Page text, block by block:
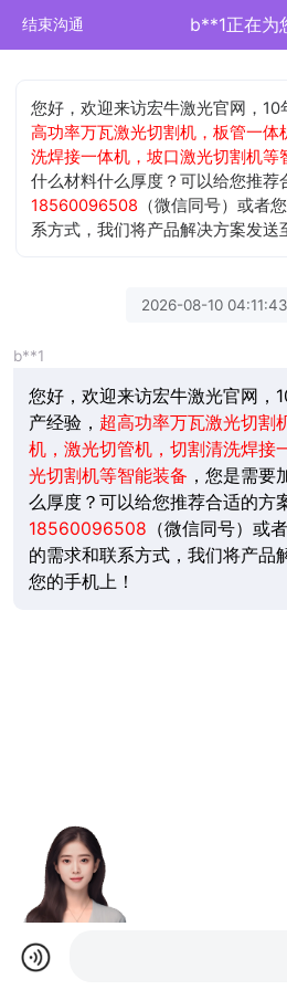
结束沟通 b**1正在为
您好，欢迎来访宏牛激光官网，10
高功率万瓦激光切割机，板管一体
洗焊接一体机，坡口激光切割机等
什么材料什么厚度？可以给您推荐
18560096508 （微信同号）或者
系方式，我们将产品解决方案发送
2026-08-10
b**1
您好，欢迎来访宏牛激光官网，
产经验， 超高功率万瓦激光切割
机，激光切管机，切割清洗焊接
光切割机等智能装备 ，您是需要
么厚度？可以给您推荐合适的方
18560096508 （微信同号）或
的需求和联系方式，我们将产品
您的手机上！